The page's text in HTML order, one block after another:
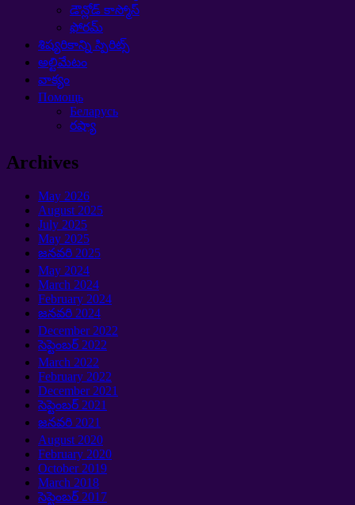
డౌన్లోడ్ కాస్మోస్
ఫోరమ్
శిష్యరికాన్ని స్పిరిట్స్
అల్టిమేటం
వాక్యం
Помощь
Беларусь
రష్యా
Archives
May 2026
August 2025
July 2025
May 2025
జనవరి 2025
May 2024
March 2024
February 2024
జనవరి 2024
December2022
సెప్టెంబర్ 2022
March 2022
February 2022
December2021
సెప్టెంబర్ 2021
జనవరి 2021
August 2020
February 2020
October2019
March 2018
సెప్టెంబర్ 2017